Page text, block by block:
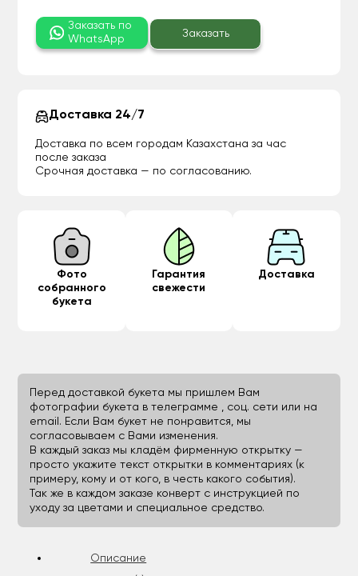
Заказать по
WhatsApp
Заказать
Доставка 24/7
Доставка по всем городам Казахстана за час
после заказа
Срочная доставка — по согласованию.
Фото
собранного
букета
Гарантия
свежести
Доставка
Перед доставкой букета мы пришлем Вам
фотографии букета в телеграмме , соц. сети или на
email. Если Вам букет не понравится, мы
согласовываем с Вами изменения.
В каждый заказ мы кладём фирменную открытку —
просто укажите текст открытки в комментариях (к
примеру, кому и от кого, в честь какого события).
Так же в каждом заказе конверт с инструкцией по
уходу за цветами и специальное средство.
Описание